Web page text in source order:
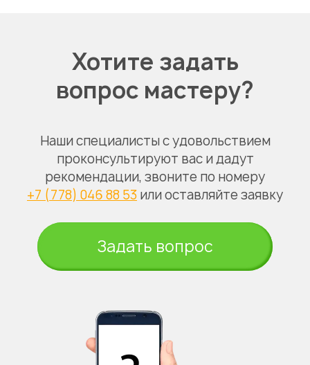
Хотите задать
вопрос мастеру?
Наши специалисты с удовольствием
проконсультируют вас и дадут
рекомендации, звоните по номеру
+7 (778) 046 88 53 или оставляйте заявку
Задать вопрос